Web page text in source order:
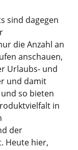
sind dagegen
die Anzahl an
anschauen,
Urlaubs- und
und damit
so bieten
in
der
Heute hier,